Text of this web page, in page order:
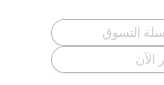
التسوق
الآن